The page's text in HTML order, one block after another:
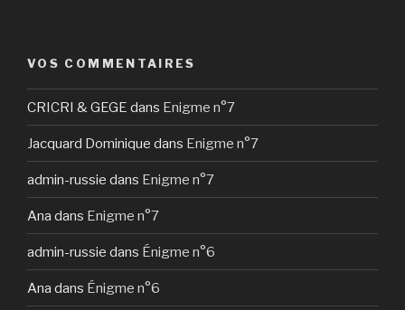
VOS COMMENTAIRES
CRICRI & GEGE dans Enigme n°7
Jacquard Dominique dans Enigme n°7
admin-russie dans Enigme n°7
Ana dans Enigme n°7
admin-russie dans Énigme n°6
Ana dans Énigme n°6